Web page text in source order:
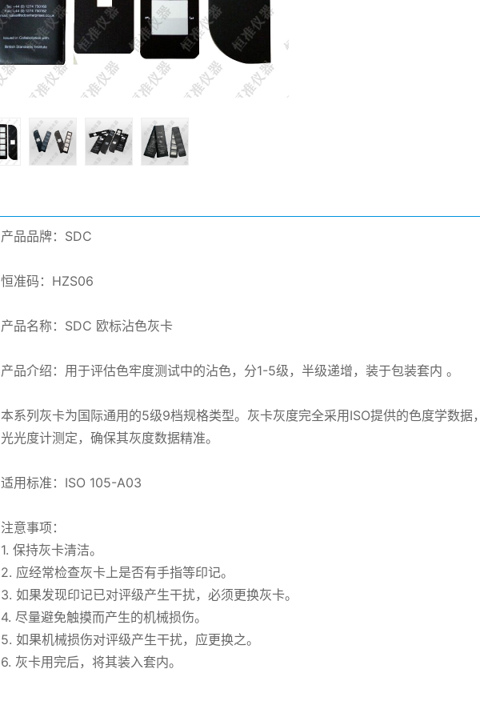
产品品牌：SDC
恒准码：HZS06
产品名称：SDC 欧标沾色灰卡
产品介绍：用于评估色牢度测试中的沾色，分1-5级，半级递增，装于包装套内 。
本系列灰卡为国际通用的5级9档规格类型。灰卡灰度完全采用ISO提供的色度学数
光光度计测定，确保其灰度数据精准。
适用标准：ISO 105-A03
注意事项：
1. 保持灰卡清洁。
2. 应经常检查灰卡上是否有手指等印记。
3. 如果发现印记已对评级产生干扰，必须更换灰卡。
4. 尽量避免触摸而产生的机械损伤。
5. 如果机械损伤对评级产生干扰，应更换之。
6. 灰卡用完后，将其装入套内。